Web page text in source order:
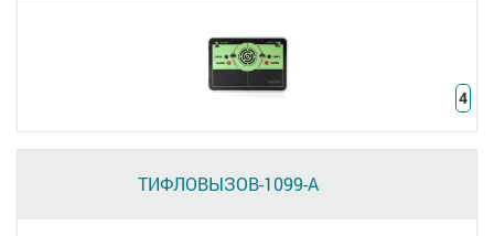
4
ТИФЛОВЫЗОВ-1099-A